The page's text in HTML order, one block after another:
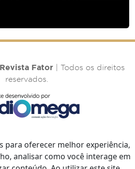
Revista Fator| Todos os direitos
reservados.
para oferecer melhor experiência,
analisar como você interage em